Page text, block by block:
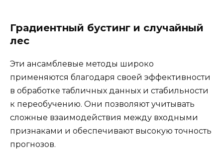
Градиентный бустинг и случайный
лес
Эти ансамблевые методы широко
применяются благодаря своей эффективности
в обработке табличных данных и стабильности
к переобучению. Они позволяют учитывать
сложные взаимодействия между входными
признаками и обеспечивают высокую точность
прогнозов.